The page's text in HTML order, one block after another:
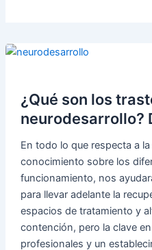
¿Qué son los
neurodesarrollo?
En todo lo que respecta a
conocimiento sobre los
funcionamiento, nos
para llevar adelante la
espacios de tratamiento y
contención, pero la clave
profesionales y un